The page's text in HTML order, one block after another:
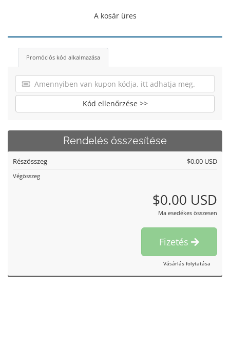
A kosár üres
Promóciós kód alkalmazása
Kód ellenőrzése >>
Rendelés összesítése
Részösszeg $0.00 USD
Végösszeg
$0.00 USD
Ma esedékes összesen
Fizetés
Vásárlás folytatása